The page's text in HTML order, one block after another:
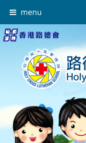
menu